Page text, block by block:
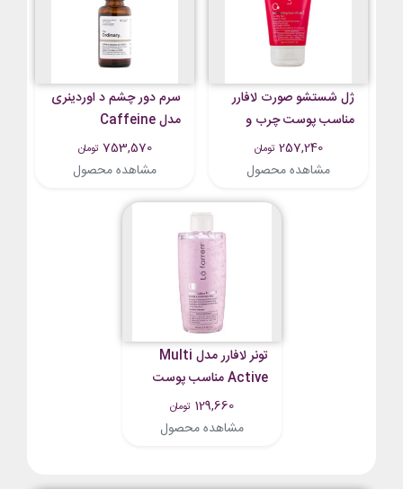
ژل شستشو صورت لافارر
مناسب پوست چرب و
مستعد آکنه مدل لایه بردار
شماره 1 با حجم 150 میلی
257,240 تومان
مشاهده محصول
سرم دور چشم د اوردینری
مدل Caffeine
میلی لیتر
753,570 تومان
مشاهده محصول
تونر لافارر مدل Multi
Active مناسب پوست
میلی لیتر
129,660 تومان
مشاهده محصول